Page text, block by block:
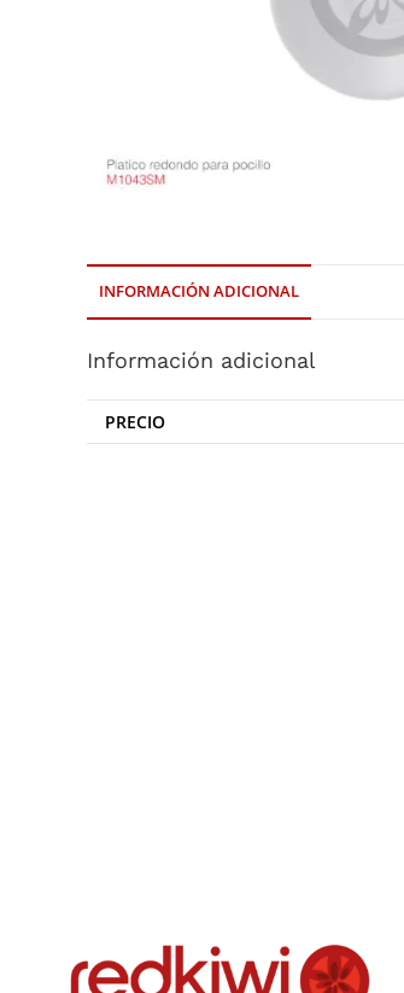
INFORMACIÓN ADICIONAL
Información adicional
PRECIO